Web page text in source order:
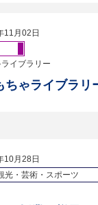
11月02日
イブラリー
ちゃライブラリ
10月28日
光・芸術・スポーツ